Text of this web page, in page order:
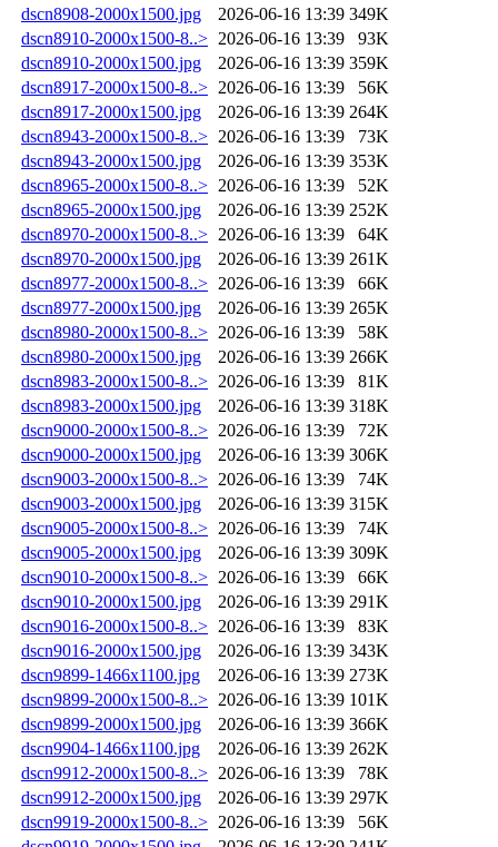
dscn8908-2000x1500.jpg
2026-06-16 13:39 349K
dscn8910-2000x1500-8..> 2026-06-16 13:39
93K
dscn8910-2000x1500.jpg
2026-06-16 13:39 359K
dscn8917-2000x1500-8..> 2026-06-16 13:39
56K
dscn8917-2000x1500.jpg
2026-06-16 13:39 264K
dscn8943-2000x1500-8..> 2026-06-16 13:39
73K
dscn8943-2000x1500.jpg
2026-06-16 13:39 353K
dscn8965-2000x1500-8..> 2026-06-16 13:39
52K
dscn8965-2000x1500.jpg
2026-06-16 13:39 252K
dscn8970-2000x1500-8..> 2026-06-16 13:39
64K
dscn8970-2000x1500.jpg
2026-06-16 13:39 261K
dscn8977-2000x1500-8..> 2026-06-16 13:39
66K
dscn8977-2000x1500.jpg
2026-06-16 13:39 265K
dscn8980-2000x1500-8..> 2026-06-16 13:39
58K
dscn8980-2000x1500.jpg
2026-06-16 13:39 266K
dscn8983-2000x1500-8..> 2026-06-16 13:39
81K
dscn8983-2000x1500.jpg
2026-06-16 13:39 318K
dscn9000-2000x1500-8..> 2026-06-16 13:39
72K
dscn9000-2000x1500.jpg
2026-06-16 13:39 306K
dscn9003-2000x1500-8..> 2026-06-16 13:39
74K
dscn9003-2000x1500.jpg
2026-06-16 13:39 315K
dscn9005-2000x1500-8..> 2026-06-16 13:39
74K
dscn9005-2000x1500.jpg
2026-06-16 13:39 309K
dscn9010-2000x1500-8..> 2026-06-16 13:39
66K
dscn9010-2000x1500.jpg
2026-06-16 13:39 291K
dscn9016-2000x1500-8..> 2026-06-16 13:39
83K
dscn9016-2000x1500.jpg
2026-06-16 13:39 343K
dscn9899-1466x1100.jpg
2026-06-16 13:39 273K
dscn9899-2000x1500-8..> 2026-06-16 13:39 101K
dscn9899-2000x1500.jpg
2026-06-16 13:39 366K
dscn9904-1466x1100.jpg
2026-06-16 13:39 262K
dscn9912-2000x1500-8..> 2026-06-16 13:39
78K
dscn9912-2000x1500.jpg
2026-06-16 13:39 297K
dscn9919-2000x1500-8..> 2026-06-16 13:39
56K